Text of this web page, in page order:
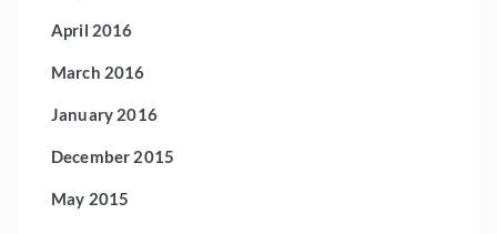
April 2016
March 2016
January 2016
December 2015
May 2015